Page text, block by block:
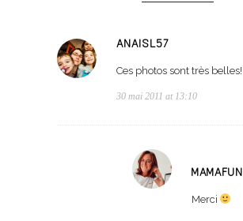
ANAISL57
Ces photos sont très belles!
30 mai 2011 at 13:10
Merci